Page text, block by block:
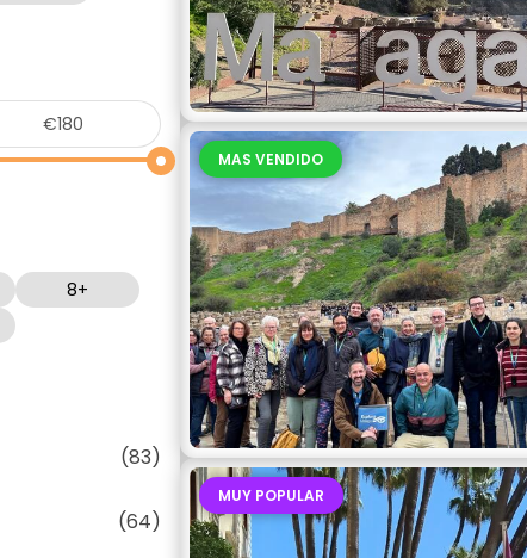
8+
(83)
(64)
MAS VENDIDO
MUY POPULAR